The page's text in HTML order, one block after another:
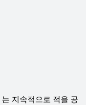
지속적으로 적을 공